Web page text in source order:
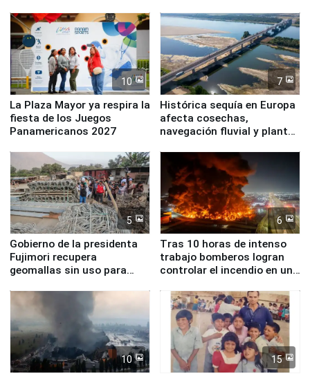
10
La Plaza Mayor ya respira la
fiesta de los Juegos
Panamericanos 2027
7
Histórica sequía en Europa
afecta cosechas,
navegación fluvial y plantas
5
Gobierno de la presidenta
Fujimori recupera
geomallas sin uso para
Fenómeno El Niño
6
Tras 10 horas de intenso
trabajo bomberos logran
controlar el incendio en una
de Chile
10 15